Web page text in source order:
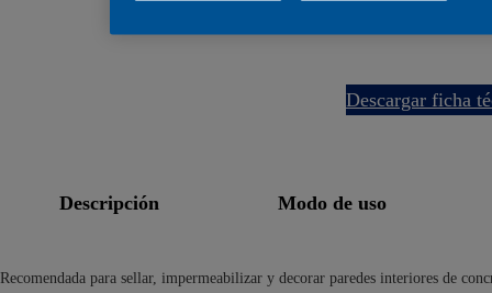
descargar ficha
descripción modo de uso
Recomendada para sellar, impermeabilizar y decorar paredes interiores de